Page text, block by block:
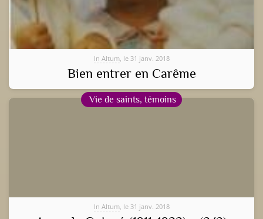
In Altum, le 31 janv. 2018
Bien entrer en Carême
Vie de saints, témoins
In Altum, le 31 janv. 2018